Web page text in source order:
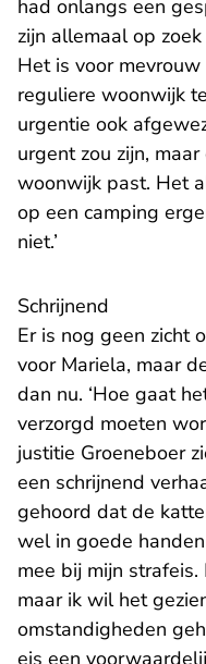
had onlangs een
zijn allemaal op
Het is voor
reguliere woonwijk
urgentie ook
urgent zou zijn,
woonwijk past. Het
op een camping
niet.’
Schrijnend
Er is nog geen zicht
voor Mariela, maar
dan nu. ‘Hoe gaat
verzorgd moeten
justitie Groeneboer
een schrijnend
gehoord dat de
wel in goede
mee bij mijn
maar ik wil het
omstandigheden
eis een